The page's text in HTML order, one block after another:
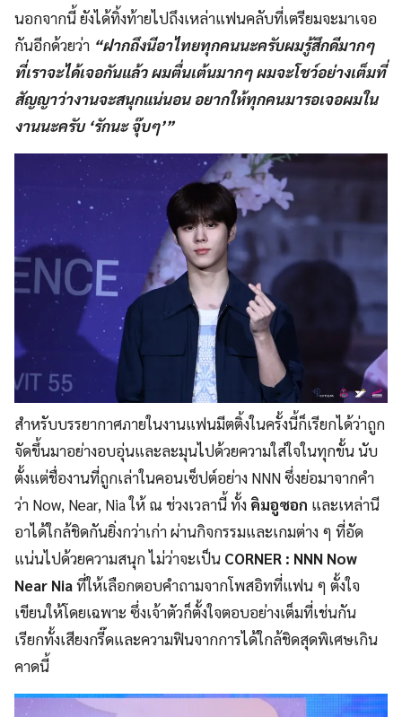
นอกจากนี้ ยังได้ทิ้งท้ายไปถึงเหล่าแฟนคลับที่เตรียมจะมาเจอ
กันอีกด้วยว่า “ฝากถึงนีอาไทยทุกคนนะครับผมรู้สึกดีมากๆ
ที่เราจะได้เจอกันแล้ว ผมตื่นเต้นมากๆ ผมจะโชว์อย่างเต็มที่
สัญญาว่างานจะสนุกแน่นอน อยากให้ทุกคนมารอเจอผมใน
งานนะครับ ‘รักนะ จุ๊บๆ’”
สำหรับบรรยากาศภายในงานแฟนมีตติ้งในครั้งนี้ก็เรียกได้ว่าถูก
จัดขึ้นมาอย่างอบอุ่นและละมุนไปด้วยความใส่ใจในทุกขั้น นับ
ตั้งแต่ชื่องานที่ถูกเล่าในคอนเซ็ปต์อย่าง NNN ซึ่งย่อมาจากคำ
ว่า Now, Near, Nia ให้ ณ ช่วงเวลานี้ ทั้ง คิมอูซอก และเหล่านี
อาได้ใกล้ชิดกันยิ่งกว่าเก่า ผ่านกิจกรรมและเกมต่าง ๆ ที่อัด
แน่นไปด้วยความสนุก ไม่ว่าจะเป็น CORNER : NNN Now
Near Niaที่ให้เลือกตอบคำถามจากโพสอิทที่แฟน ๆ ตั้งใจ
เขียนให้โดยเฉพาะ ซึ่งเจ้าตัวก็ตั้งใจตอบอย่างเต็มที่เช่นกัน
เรียกทั้งเสียงกรี๊ดและความฟินจากการได้ใกล้ชิดสุดพิเศษเกิน
คาดนี้